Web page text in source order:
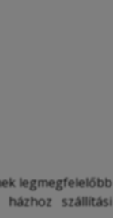
legmegfelelőbb
szállítási